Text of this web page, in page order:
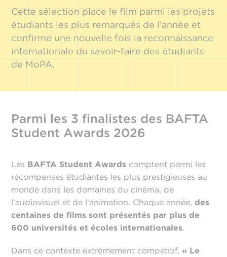
Cette sélection place le film parmi les projets
étudiants les plus remarqués de l’année et
confirme une nouvelle fois la reconnaissance
internationale du savoir-faire des étudiants
de MoPA.
Parmi les 3 finalistes des BAFTA
Student Awards 2026
Les BAFTA Student Awards comptent parmi les
récompenses étudiantes les plus prestigieuses au
monde dans les domaines du cinéma, de
l’audiovisuel et de l’animation. Chaque année,des
centaines de films sont présentés par plus de
600 universités et écoles internationales.
Dans ce contexte extrêmement compétitif, « Le